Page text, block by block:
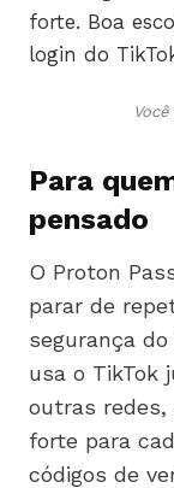
forte. Boa
login do
Para
pensado
O Proton
parar de
segurança
usa o TikTok
outras redes,
forte para
códigos de